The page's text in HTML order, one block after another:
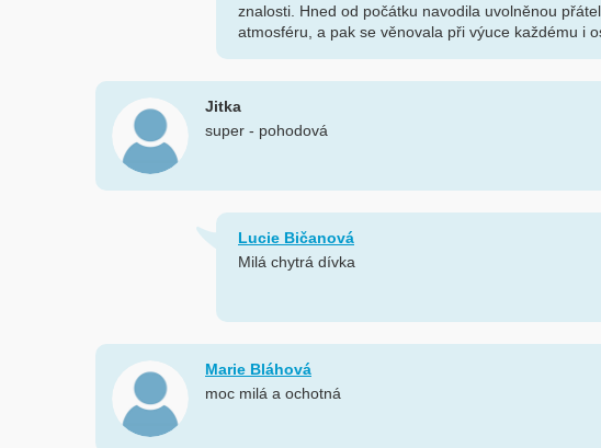
znalosti. Hned od počátku navodila uvolněnou
atmosféru, a pak se věnovala při výuce každému i
Jitka
super - pohodová
Lucie Bičanová
Milá chytrá dívka
Marie Bláhová
moc milá a ochotná